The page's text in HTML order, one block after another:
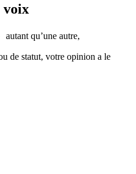
voix
qu’une autre,
de statut, votre opinion a le